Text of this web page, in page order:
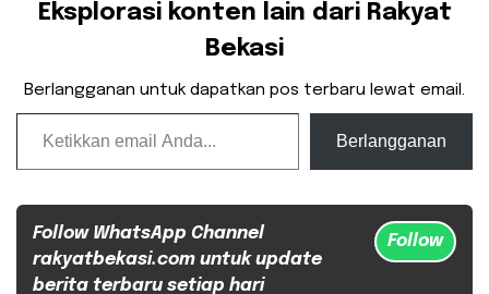
Eksplorasi konten lain dari Rakyat
Bekasi
Berlangganan untuk dapatkan pos terbaru lewat email.
Ketikkan email Anda...
Berlangganan
Follow WhatsApp Channel
rakyatbekasi.com untuk update
berita terbaru setiap hari
Follow